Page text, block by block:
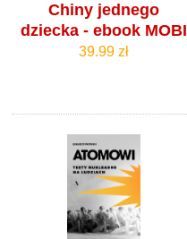
Chiny jednego
dziecka - ebook MOBI
39.99 zł